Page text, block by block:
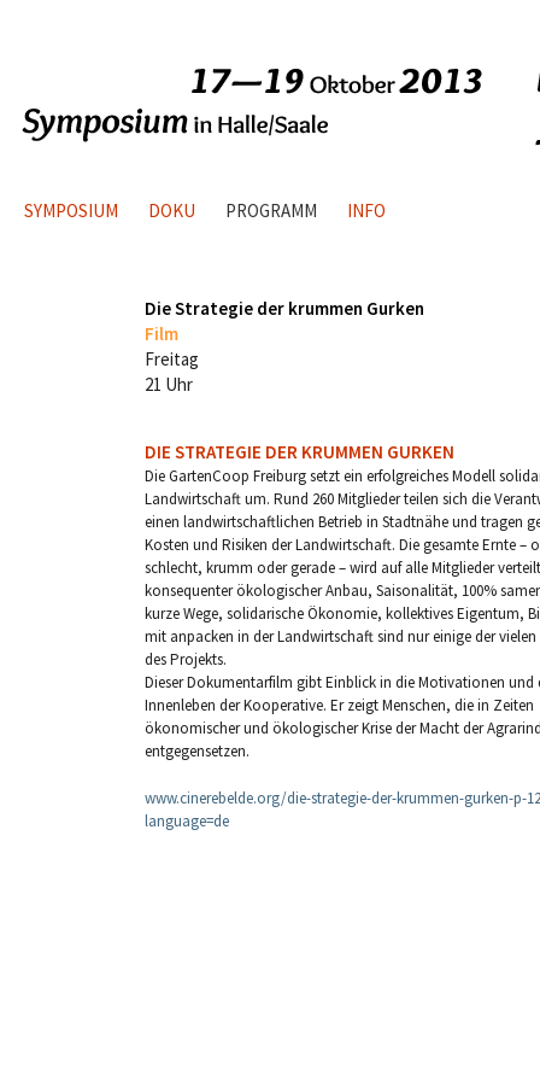
SYMPOSIUM DOKU PROGRAMM INFO
Die Strategie der krummen Gurken
Film
Freitag
21 Uhr
DIE STRATEGIE DER KRUMMEN GURKEN
Die GartenCoop Freiburg setzt ein erfolgreiches Modell
Landwirtschaft um. Rund 260 Mitglieder teilen sich die
einen landwirtschaftlichen Betrieb in Stadtnähe und tragen
Kosten und Risiken der Landwirtschaft. Die gesamte Ernte –
schlecht, krumm oder gerade – wird auf alle Mitglieder
konsequenter ökologischer Anbau, Saisonalität, 100%
kurze Wege, solidarische Ökonomie, kollektives Eigentum,
mit anpacken in der Landwirtschaft sind nur einige der vielen
des Projekts.
Dieser Dokumentarfilm gibt Einblick in die Motivationen und
Innenleben der Kooperative. Er zeigt Menschen, die in Zeiten
ökonomischer und ökologischer Krise der Macht der
entgegensetzen.
www.cinerebelde.org/die-strategie-der-krummen-gurken-p-
language=de